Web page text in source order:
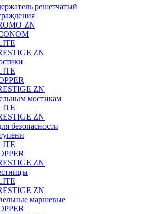
решетчатый
ZN
ZN
ZN
мостикам
ZN
безопасности
ZN
ZN
маршевые